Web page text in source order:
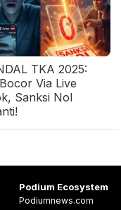
TKA 2025:
Via Live
Sanksi Nol
Podium Ecosystem
Podiumnews.com